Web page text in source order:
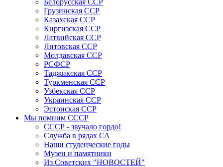
Белорусская ССР
Грузинская ССР
Казахская ССР
Киргизская ССР
Латвийская ССР
Литовская ССР
Молдавская ССР
РСФСР
Таджикская ССР
Туркменская ССР
Узбекская ССР
Украинская ССР
Эстонская ССР
Мы помним СССР
СССР - звучало гордо!
Служба в рядах СА
Наши студенческие годы
Музеи и памятники
Из Советских "НОВОСТЕЙ"